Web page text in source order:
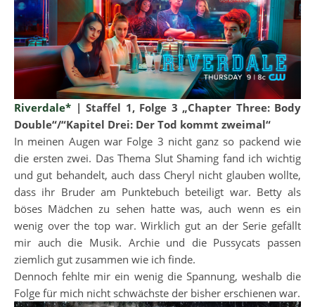
Riverdale* | Staffel 1, Folge 3 „Chapter Three: Body
Double“/“Kapitel Drei: Der Tod kommt zweimal“
In meinen Augen war Folge 3 nicht ganz so packend wie
die ersten zwei. Das Thema Slut Shaming fand ich wichtig
und gut behandelt, auch dass Cheryl nicht glauben wollte,
dass ihr Bruder am Punktebuch beteiligt war. Betty als
böses Mädchen zu sehen hatte was, auch wenn es ein
wenig over the top war. Wirklich gut an der Serie gefällt
mir auch die Musik. Archie und die Pussycats passen
ziemlich gut zusammen wie ich finde.
Dennoch fehlte mir ein wenig die Spannung, weshalb die
Folge für mich nicht schwächste der bisher erschienen war.